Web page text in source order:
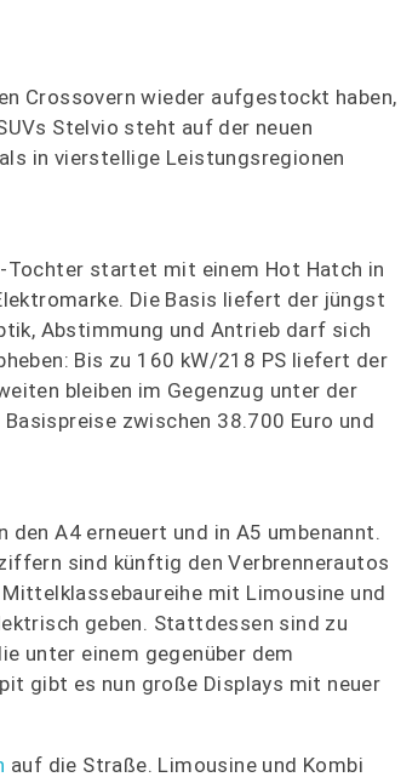
Crossovern wieder aufgestockt haben,
Stelvio steht auf der neuen
in vierstellige Leistungsregionen
Tochter startet mit einem Hot Hatch in
Die Basis liefert der jüngst
Abstimmung und Antrieb darf sich
Bis zu 160 kW/218 PS liefert der
bleiben im Gegenzug unter der
zwischen 38.700 Euro und
den A4 erneuert und in A5 umbenannt.
sind künftig den Verbrennerautos
mit Limousine und
geben. Stattdessen sind zu
unter einem gegenüber dem
gibt es nun große Displays mit neuer
auf die Straße. Limousine und Kombi